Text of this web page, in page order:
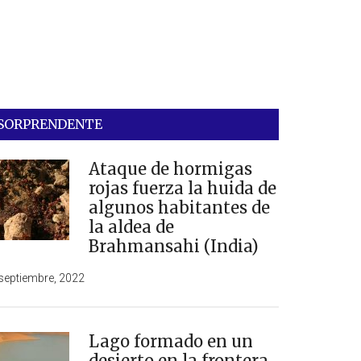
Ataque de hormigas
rojas fuerza la huida de
algunos habitantes de
la aldea de
Brahmansahi (India)
2022
Lago formado en un